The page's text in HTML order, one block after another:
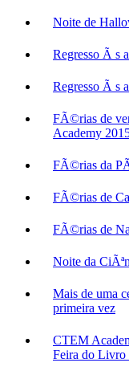
Noite de
Regresso Ã s
Regresso Ã s
FÃ©rias de
Academy
FÃ©rias da
FÃ©rias de
FÃ©rias de
Noite da
Mais de uma
primeira vez
CTEM
Feira do Livro